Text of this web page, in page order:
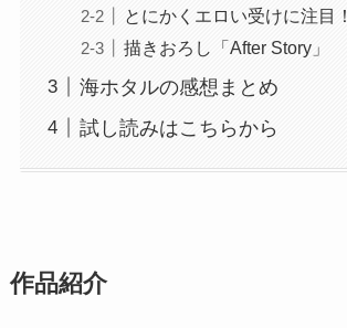
とにかくエロい受けに注目！
描きおろし「After Story」
海ホタルの感想まとめ
試し読みはこちらから
作品紹介